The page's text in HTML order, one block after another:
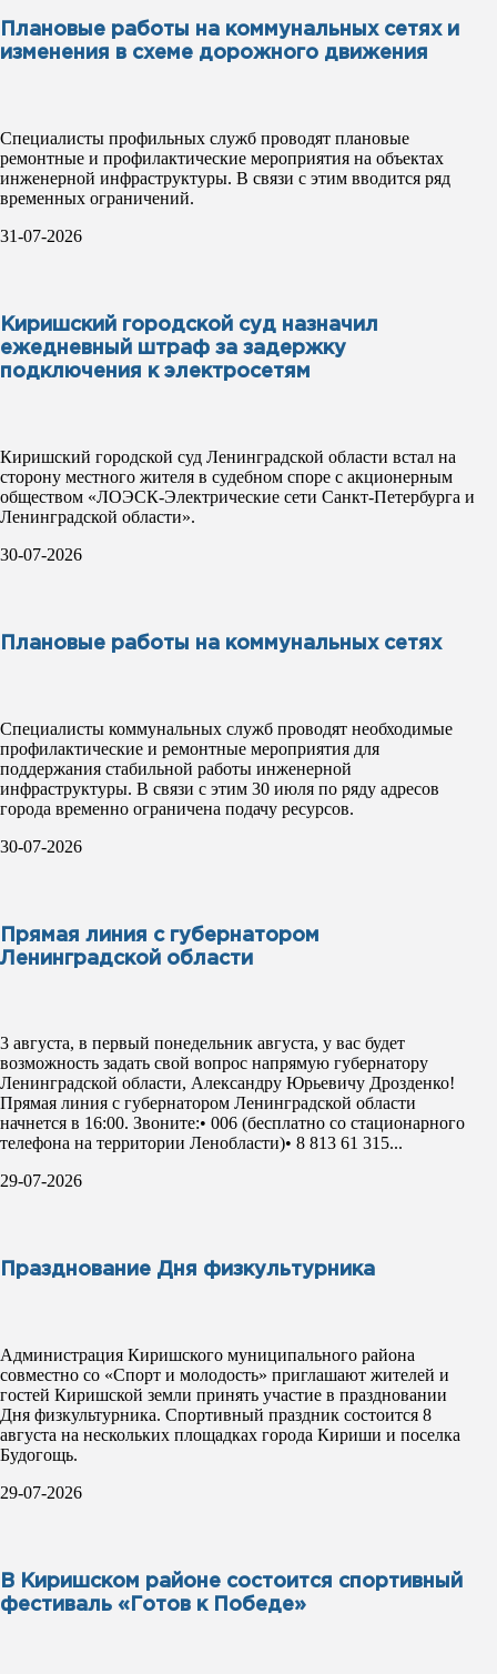
Плановые работы на коммунальных сетях и
изменения в схеме дорожного движения
Специалисты профильных служб проводят плановые
ремонтные и профилактические мероприятия на объектах
инженерной инфраструктуры. В связи с этим вводится ряд
временных ограничений.
31-07-2026
Киришский городской суд назначил
ежедневный штраф за задержку
подключения к электросетям
Киришский городской суд Ленинградской области встал на
сторону местного жителя в судебном споре с акционерным
обществом «ЛОЭСК-Электрические сети Санкт-Петербурга и
Ленинградской области».
30-07-2026
Плановые работы на коммунальных сетях
Специалисты коммунальных служб проводят необходимые
профилактические и ремонтные мероприятия для
поддержания стабильной работы инженерной
инфраструктуры. В связи с этим 30 июля по ряду адресов
города временно ограничена подачу ресурсов.
30-07-2026
Прямая линия с губернатором
Ленинградской области
3 августа, в первый понедельник августа, у вас будет
возможность задать свой вопрос напрямую губернатору
Ленинградской области, Александру Юрьевичу Дрозденко!
Прямая линия с губернатором Ленинградской области
начнется в 16:00. Звоните:• 006 (бесплатно со стационарного
телефона на территории Ленобласти)• 8 813 61 315...
29-07-2026
Празднование Дня физкультурника
Администрация Киришского муниципального района
совместно со «Спорт и молодость» приглашают жителей и
гостей Киришской земли принять участие в праздновании
Дня физкультурника. Спортивный праздник состоится 8
августа на нескольких площадках города Кириши и поселка
Будогощь.
29-07-2026
В Киришском районе состоится спортивный
фестиваль «Готов к Победе»